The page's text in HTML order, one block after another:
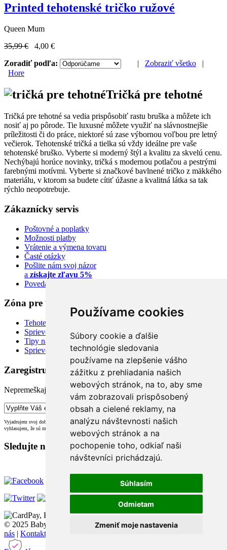
Používame cookies
Súbory cookie a ďalšie
technológie sledovania
používame na zlepšenie vášho
zážitku z prehliadania našich
webových stránok, na to, aby sme
vám zobrazovali prispôsobený
obsah a cielené reklamy, na
analýzu návštevnosti našich
webových stránok a na
pochopenie toho, odkiaľ naši
návštevníci prichádzajú.
Súhlasím
Odmietam
Zmeniť moje nastavenia
Printed tehotenské tričko ružové
Queen Mum
35,99 €
4,00 €
Zoradiť podľa:
Zobraziť všetko
Hore
Tričká pre tehotné
Tričká pre tehotné sa vedia prispôsobiť rastu bruška a môžete ich
nosiť aj po pôrode. Tie luxusné môžete využiť na slávnostnejšie
príležitosti či do práce, niektoré sú zase výbornou voľbou pre letný
večierok. Tehotenské tričká a tielka sú vždy ideálne pre vaše
tehotenské bruško. Vyberte si moderný štýl a kvalitu za skvelú cenu.
Nechýbajú horúce novinky, tričká s modernou potlačou a pestrými
farebnými motívmi. Vyberte si značkové bavlnené tričko z mäkkého
materiálu, v ktorom sa budete cítiť úžasne a kvalitná látka sa tak
rýchlo neopotrebuje.
Zákaznícky servis
Poštovné a poplatky
Možnosti platby
Vrátenie a výmena tovaru
Časté otázky
Pošlite nám svoj názor
a získajte zľavu 5%
Povedali o nás
Zóna pre tehuľky
Tehotenská kalkulačka
Sprievodca šatníkom
Tipy na styling
Sprievodca veľkosťami
Zaregistrujte sa pre odber newsletteru:
Nepremeškajte naše novinky, zľavy a promo akcie!
Vyjadrujem svoj dobrovoľný súhlas so spracovaním svojich osobných údajov za účelom odberu noviniek a
vyhlasujem, že sú mi známe moje práva, vrátane práva na odvolanie súhlasu (
Sledujte nás na:
© 2025 BabyBelly.sk | Mapa stránky|Obchodné podmienky
nás | Kontakt